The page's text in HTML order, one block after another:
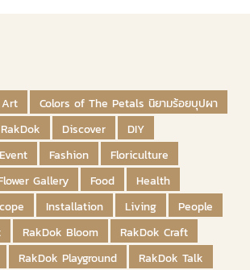
Art
Colors of The Petals นิยามร้อยบุปผา
Discover
DIY
Event Fashion
Floriculture
Gallery Food
Health
Installation Living
People
RakDok Bloom
RakDok Craft
RakDok Playground
RakDok Talk